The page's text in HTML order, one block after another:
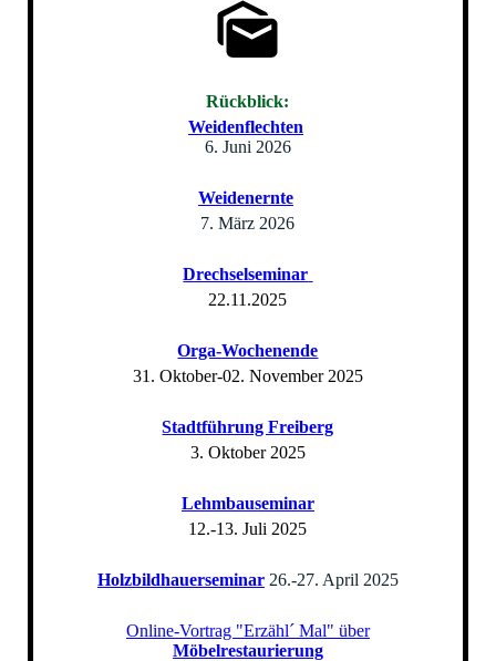
Rückblick:
Weidenflechten
6. Juni 2026
Weidenernte
7. März 2026
Drechselseminar
22.11.2025
Orga-Wochenende
31. Oktober-02. November 2025
Stadtführung Freiberg
3. Oktober 2025
Lehmbauseminar
12.-13. Juli 2025
Holzbildhauerseminar 26.-27. April 2025
Online-Vortrag "Erzähl´ Mal" über
Möbelrestaurierung